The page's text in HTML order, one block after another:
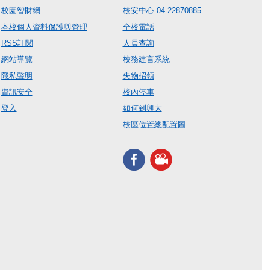
校園智財網
本校個人資料保護與管理
RSS訂閱
網站導覽
隱私聲明
資訊安全
登入
校安中心 04-22870885
全校電話
人員查詢
校務建言系統
失物招領
校內停車
如何到興大
校區位置總配置圖